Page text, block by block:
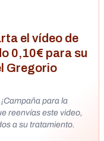
el vídeo de
0,10€ para su
Gregorio
para la
reenvías este video,
a su tratamiento.